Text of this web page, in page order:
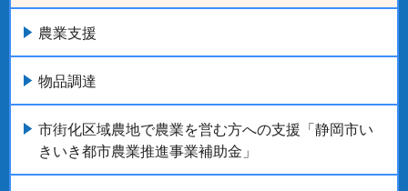
農業支援
物品調達
市街化区域農地で農業を営む方への支援「静岡市い
きいき都市農業推進事業補助金」